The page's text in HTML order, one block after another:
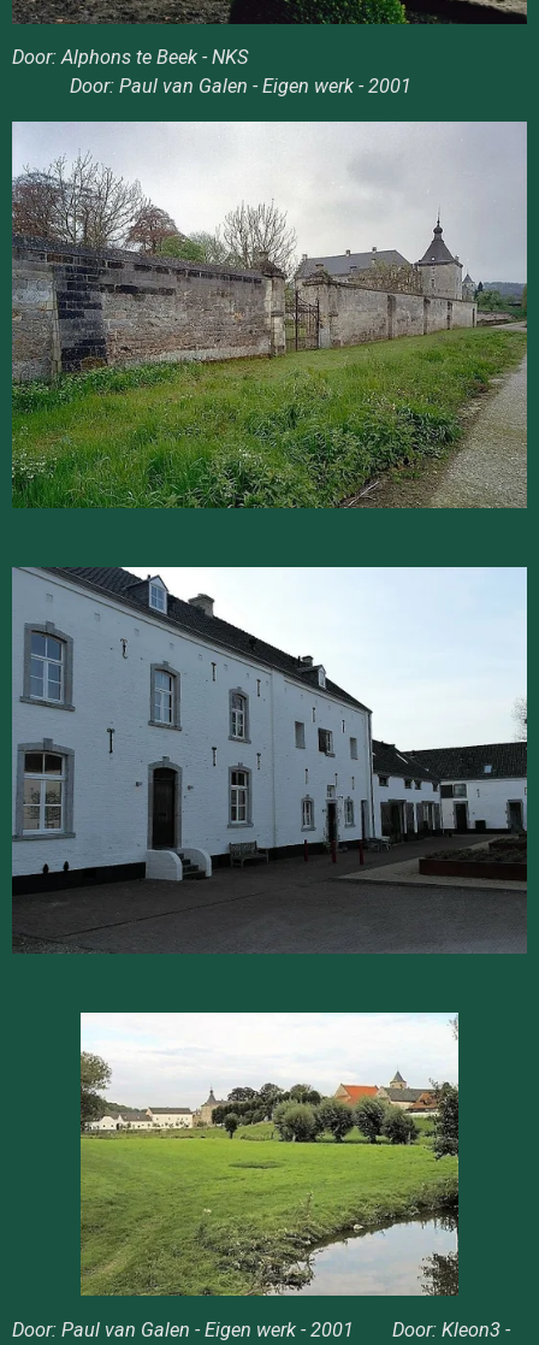
Door: Alphons te Beek - NKS
Door: Paul van Galen - Eigen werk - 2001
Door: Paul van Galen - Eigen werk - 2001 Door: Kleon3 -